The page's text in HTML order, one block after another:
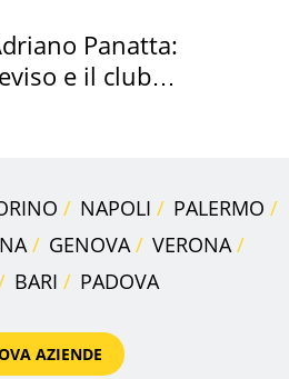
Panatta:
e il club
NAPOLI
PALERMO
GENOVA
VERONA
BARI PADOVA
AZIENDE